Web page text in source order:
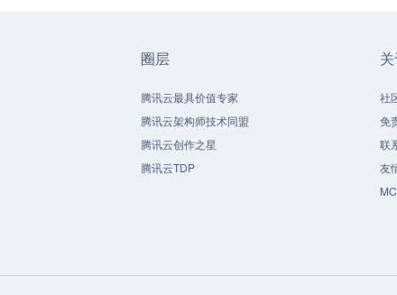
圈层
腾讯云最具价值专家
腾讯云架构师技术同盟
腾讯云创作之星
腾讯云TDP
社
免
联
友